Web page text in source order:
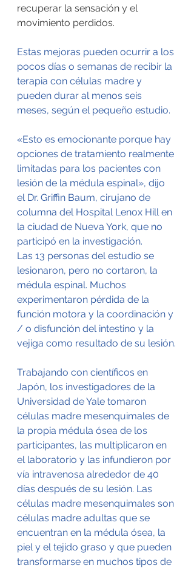
recuperar la sensación y el
movimiento perdidos.
Estas mejoras pueden ocurrir a los
pocos días o semanas de recibir la
terapia con células madre y
pueden durar al menos seis
meses, según el pequeño estudio.
«Esto es emocionante porque hay
opciones de tratamiento realmente
limitadas para los pacientes con
lesión de la médula espinal», dijo
el Dr. Griffin Baum, cirujano de
columna del Hospital Lenox Hill en
la ciudad de Nueva York, que no
participó en la investigación.
Las 13 personas del estudio se
lesionaron, pero no cortaron, la
médula espinal. Muchos
experimentaron pérdida de la
función motora y la coordinación y
/ o disfunción del intestino y la
vejiga como resultado de su lesión.
Trabajando con científicos en
Japón, los investigadores de la
Universidad de Yale tomaron
células madre mesenquimales de
la propia médula ósea de los
participantes, las multiplicaron en
el laboratorio y las infundieron por
vía intravenosa alrededor de 40
días después de su lesión. Las
células madre mesenquimales son
células madre adultas que se
encuentran en la médula ósea, la
piel y el tejido graso y que pueden
transformarse en muchos tipos de